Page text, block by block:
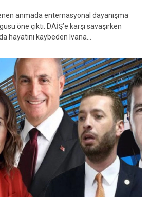
anmada enternasyonal dayanışma
öne çıktı. DAİŞ’e karşı savaşırken
hayatını kaybeden Ivana...